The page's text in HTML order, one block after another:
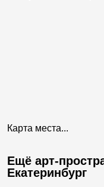
Карта места...
Ещё арт-
Екатеринбург